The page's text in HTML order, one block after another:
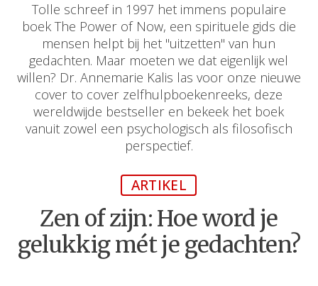
Tolle schreef in 1997 het immens populaire
boek The Power of Now, een spirituele gids die
mensen helpt bij het "uitzetten" van hun
gedachten. Maar moeten we dat eigenlijk wel
willen? Dr. Annemarie Kalis las voor onze nieuwe
cover to cover zelfhulpboekenreeks, deze
wereldwijde bestseller en bekeek het boek
vanuit zowel een psychologisch als filosofisch
perspectief.
ARTIKEL
Zen of zijn: Hoe word je
gelukkig mét je gedachten?